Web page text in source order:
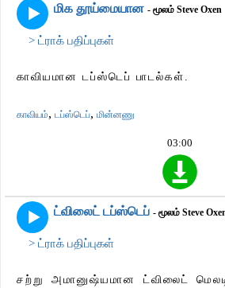
மிக தூய்மையான - மூலம் Steve Oxen
> ட்ராக் பதிப்புகள்
காவியமான டப்ஸ்டெப் பாடல்கள்.
காவியம், டப்ஸ்டெப், மின்னணு
03:00
ட்விலைட் டப்ஸ்டெப் - மூலம் Steve
> ட்ராக் பதிப்புகள்
சற்று அமானுஷ்யமான ட்விலைட்